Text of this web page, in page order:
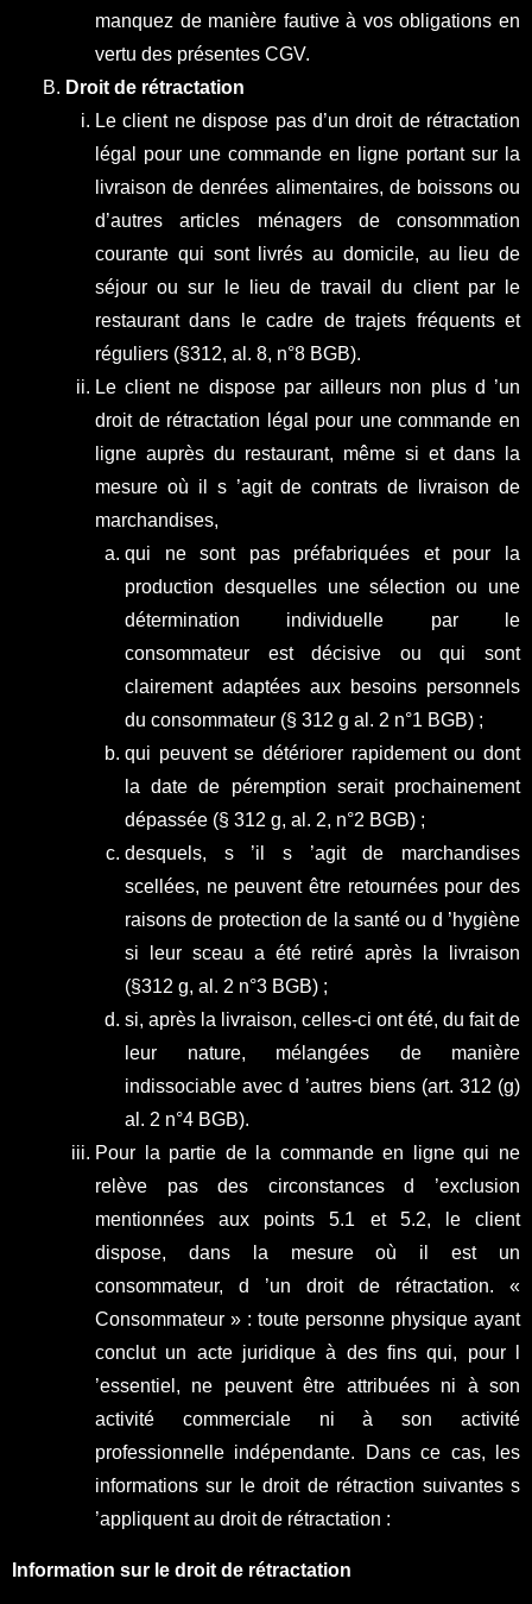
manquez de manière fautive à vos obligations en
vertu des présentes CGV.
Droit de rétractation
Le client ne dispose pas d’un droit de rétractation
légal pour une commande en ligne portant sur la
livraison de denrées alimentaires, de boissons ou
d’autres articles ménagers de consommation
courante qui sont livrés au domicile, au lieu de
séjour ou sur le lieu de travail du client par le
restaurant dans le cadre de trajets fréquents et
réguliers (§312, al. 8, n°8 BGB).
Le client ne dispose par ailleurs non plus d ’un
droit de rétractation légal pour une commande en
ligne auprès du restaurant, même si et dans la
mesure où il s ’agit de contrats de livraison de
marchandises,
qui ne sont pas préfabriquées et pour la
production desquelles une sélection ou une
détermination individuelle par le
consommateur est décisive ou qui sont
clairement adaptées aux besoins personnels
du consommateur (§ 312 g al. 2 n°1 BGB) ;
qui peuvent se détériorer rapidement ou dont
la date de péremption serait prochainement
dépassée (§ 312 g, al. 2, n°2 BGB) ;
desquels, s ’il s ’agit de marchandises
scellées, ne peuvent être retournées pour des
raisons de protection de la santé ou d ’hygiène
si leur sceau a été retiré après la livraison
(§312 g, al. 2 n°3 BGB) ;
si, après la livraison, celles-ci ont été, du fait de
leur nature, mélangées de manière
indissociable avec d ’autres biens (art. 312 (g)
al. 2 n°4 BGB).
Pour la partie de la commande en ligne qui ne
relève pas des circonstances d ’exclusion
mentionnées aux points 5.1 et 5.2, le client
dispose, dans la mesure où il est un
consommateur, d ’un droit de rétractation. «
Consommateur » : toute personne physique ayant
conclut un acte juridique à des fins qui, pour l
’essentiel, ne peuvent être attribuées ni à son
activité commerciale ni à son activité
professionnelle indépendante. Dans ce cas, les
informations sur le droit de rétraction suivantes s
’appliquent au droit de rétractation :
Information sur le droit de rétractation